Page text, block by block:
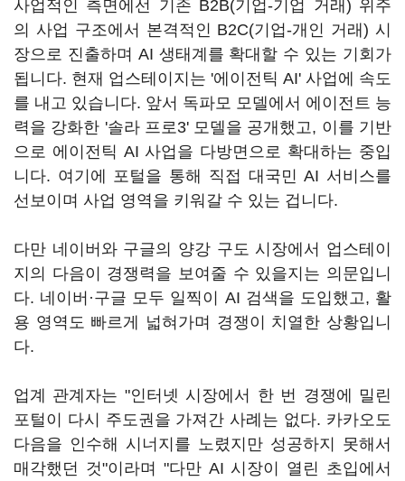
사업적인 측면에선 기존 B2B(기업-기업 거래) 위주
의 사업 구조에서 본격적인 B2C(기업-개인 거래) 시
장으로 진출하며 AI 생태계를 확대할 수 있는 기회가
됩니다. 현재 업스테이지는 '에이전틱 AI' 사업에 속도
를 내고 있습니다. 앞서 독파모 모델에서 에이전트 능
력을 강화한 '솔라 프로3' 모델을 공개했고, 이를 기반
으로 에이전틱 AI 사업을 다방면으로 확대하는 중입
니다. 여기에 포털을 통해 직접 대국민 AI 서비스를
선보이며 사업 영역을 키워갈 수 있는 겁니다.
다만 네이버와 구글의 양강 구도 시장에서 업스테이
지의 다음이 경쟁력을 보여줄 수 있을지는 의문입니
다. 네이버·구글 모두 일찍이 AI 검색을 도입했고, 활
용 영역도 빠르게 넓혀가며 경쟁이 치열한 상황입니
다.
업계 관계자는 "인터넷 시장에서 한 번 경쟁에 밀린
포털이 다시 주도권을 가져간 사례는 없다. 카카오도
다음을 인수해 시너지를 노렸지만 성공하지 못해서
매각했던 것"이라며 "다만 AI 시장이 열린 초입에서